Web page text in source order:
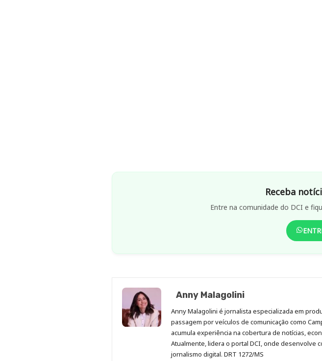
Receba
Entre na comunidade do DCI e
Anny Malagolini
Anny Malagolini é jornalista especializada em
passagem por veículos de comunicação como
acumula experiência na cobertura de notícias,
Atualmente, lidera o portal DCI, onde desenvolve
jornalismo digital. DRT 1272/MS